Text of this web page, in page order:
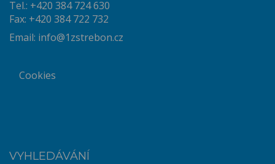
Tel.: +420 384 724 630
Fax: +420 384 722 732
Email: info@1zstrebon.cz
Cookies
VYHLEDÁVÁNÍ